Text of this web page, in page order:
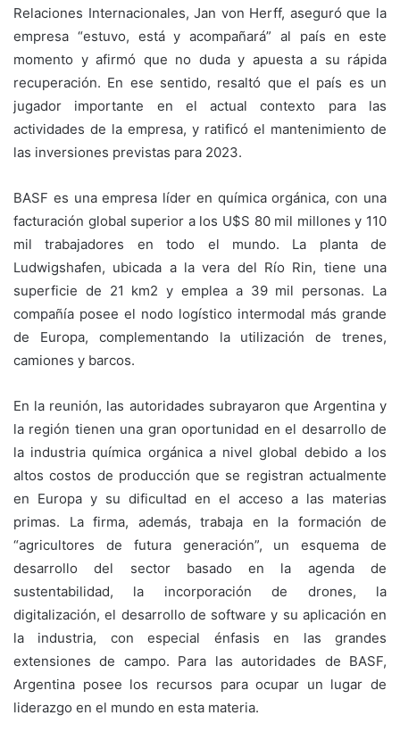
Relaciones Internacionales, Jan von Herff, aseguró que la
empresa “estuvo, está y acompañará” al país en este
momento y afirmó que no duda y apuesta a su rápida
recuperación. En ese sentido, resaltó que el país es un
jugador importante en el actual contexto para las
actividades de la empresa, y ratificó el mantenimiento de
las inversiones previstas para 2023.
BASF es una empresa líder en química orgánica, con una
facturación global superior a los U$S 80 mil millones y 110
mil trabajadores en todo el mundo. La planta de
Ludwigshafen, ubicada a la vera del Río Rin, tiene una
superficie de 21 km2 y emplea a 39 mil personas. La
compañía posee el nodo logístico intermodal más grande
de Europa, complementando la utilización de trenes,
camiones y barcos.
En la reunión, las autoridades subrayaron que Argentina y
la región tienen una gran oportunidad en el desarrollo de
la industria química orgánica a nivel global debido a los
altos costos de producción que se registran actualmente
en Europa y su dificultad en el acceso a las materias
primas. La firma, además, trabaja en la formación de
“agricultores de futura generación”, un esquema de
desarrollo del sector basado en la agenda de
sustentabilidad, la incorporación de drones, la
digitalización, el desarrollo de software y su aplicación en
la industria, con especial énfasis en las grandes
extensiones de campo. Para las autoridades de BASF,
Argentina posee los recursos para ocupar un lugar de
liderazgo en el mundo en esta materia.